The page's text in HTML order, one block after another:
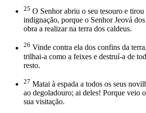
25 O Senhor abriu o seu tesouro e tirou
indignação, porque o Senhor Jeová
obra a realizar na terra dos caldeus.
26 Vinde contra ela dos confins da
trilhai-a como a feixes e destruí-a de
resto.
27 Matai à espada a todos os seus
ao degoladouro; ai deles! Porque veio
sua visitação.